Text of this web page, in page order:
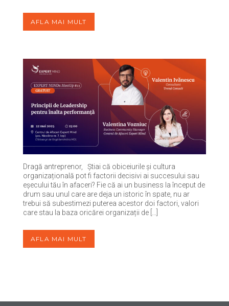
AFLA MAI MULT
Dragă antreprenor, Știai că obiceiurile și cultura
organizațională pot fi factorii decisivi ai succesului sau
eșecului tău în afaceri? Fie că ai un business la început de
drum sau unul care are deja un istoric în spate, nu ar
trebui să subestimezi puterea acestor doi factori, valori
care stau la baza oricărei organizații de […]
AFLA MAI MULT